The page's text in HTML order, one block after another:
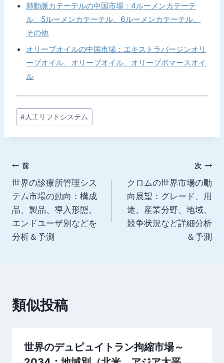
肺動脈カテーテルの中国市場：4ルーメンカテーテ
ル、5ルーメンカテーテル、6ルーメンカテーテル、
その他
オリーブオイルの中国市場：エキストラバージンオリ
ーブオイル、オリーブオイル、オリーブポマースオイ
ル
投
稿
タ
#人工リフトシステム
投
稿
ナ
ビ
シ
ョ
前
世界の診療所管理シス
テム市場の動向：構成
品、製品、導入形態、
エンドユーザ別などを
分析＆予測
次
クロムの世界市場の動
向展望：グレード、用
途、産業分野、地域、
競争状況など詳細分析
＆予測
類似投稿
世界のデュピュイトラン拘縮市場～